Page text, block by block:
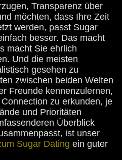
Transparenz über
möchten, dass Ihre Zeit
werden, passt Sugar
besser. Das macht
macht Sie ehrlich
Und die meisten
gesehen zu
zwischen beiden Welten
Freunde kennenzulernen,
zu erkunden, je
und Prioritäten
Überblick
ist unser
Sugar Dating ein guter